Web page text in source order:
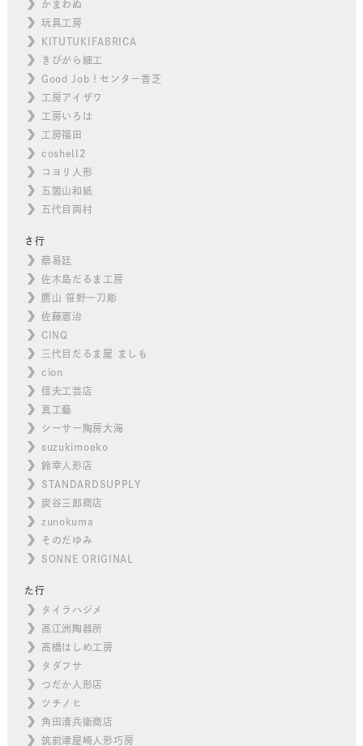
かまわぬ
玩具工房
KITUTUKIFABRICA
きびがら細工
Good Job！センター香芝
工房アイザワ
工房いろは
工房福田
coshell2
コヨリ人形
五箇山和紙
五代目両村
さ行
蔡易廷
佐木島だるま工房
鷹山 笹野一刀彫
佐藤憲治
CINQ
三代目だるま屋 ましも
cion
信夫工芸店
真工藝
シーサー陶房大海
suzukimoeko
鈴幸人形店
STANDARDSUPPLY
炭谷三郎商店
zunokuma
そのだゆみ
SONNE ORIGINAL
た行
タイラハジメ
高江洲陶器所
高橋はしめ工房
タダフサ
つだか人形店
ツチノヒ
角田清兵衛商店
筑前津屋崎人形巧房